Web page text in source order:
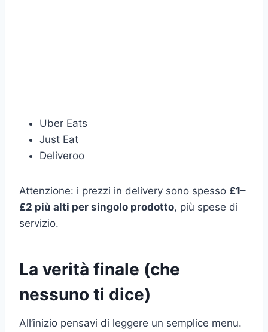
Uber Eats
Just Eat
Deliveroo
Attenzione: i prezzi in delivery sono spesso £1–
£2 più alti per singolo prodotto, più spese di
servizio.
La verità finale (che
nessuno ti dice)
All’inizio pensavi di leggere un semplice menu.